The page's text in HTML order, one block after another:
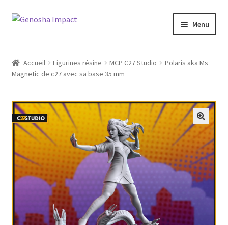
Aller
navigation
Aller
Menu
Cart
Checkout
My account
Shop
Wishlist
Accueil Figurines résine MCP C27 Studio
Polaris aka Ms
Magnetic de c27 avec sa base 35 mm